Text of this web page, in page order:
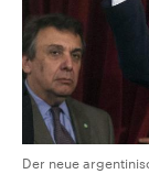
Der neue